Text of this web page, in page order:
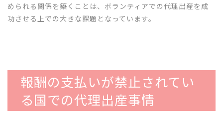
められる関係を築くことは、ボランティアでの代理出産を成
功させる上での大きな課題となっています。
報酬の支払いが禁止されてい
る国での代理出産事情